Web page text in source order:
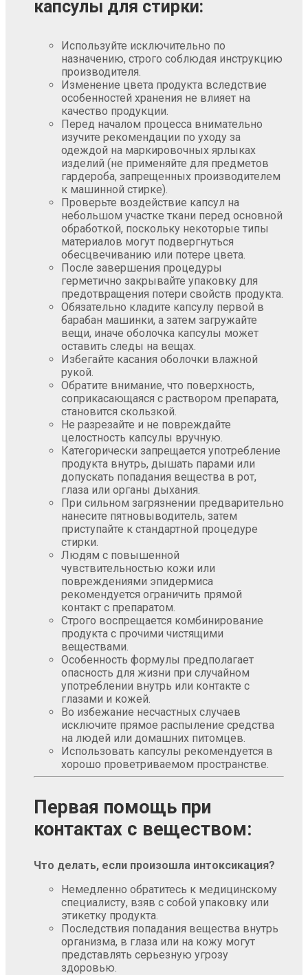
капсулы для стирки:
Используйте исключительно по
назначению, строго соблюдая инструкцию
производителя.
Изменение цвета продукта вследствие
особенностей хранения не влияет на
качество продукции.
Перед началом процесса внимательно
изучите рекомендации по уходу за
одеждой на маркировочных ярлыках
изделий (не применяйте для предметов
гардероба, запрещенных производителем
к машинной стирке).
Проверьте воздействие капсул на
небольшом участке ткани перед основной
обработкой, поскольку некоторые типы
материалов могут подвергнуться
обесцвечиванию или потере цвета.
После завершения процедуры
герметично закрывайте упаковку для
предотвращения потери свойств продукта.
Обязательно кладите капсулу первой в
барабан машинки, а затем загружайте
вещи, иначе оболочка капсулы может
оставить следы на вещах.
Избегайте касания оболочки влажной
рукой.
Обратите внимание, что поверхность,
соприкасающаяся с раствором препарата,
становится скользкой.
Не разрезайте и не повреждайте
целостность капсулы вручную.
Категорически запрещается употребление
продукта внутрь, дышать парами или
допускать попадания вещества в рот,
глаза или органы дыхания.
При сильном загрязнении предварительно
нанесите пятновыводитель, затем
приступайте к стандартной процедуре
стирки.
Людям с повышенной
чувствительностью кожи или
повреждениями эпидермиса
рекомендуется ограничить прямой
контакт с препаратом.
Строго воспрещается комбинирование
продукта с прочими чистящими
веществами.
Особенность формулы предполагает
опасность для жизни при случайном
употреблении внутрь или контакте с
глазами и кожей.
Во избежание несчастных случаев
исключите прямое распыление средства
на людей или домашних питомцев.
Использовать капсулы рекомендуется в
хорошо проветриваемом пространстве.
Первая помощь при
контактах с веществом:
Что делать, если произошла интоксикация?
Немедленно обратитесь к медицинскому
специалисту, взяв с собой упаковку или
этикетку продукта.
Последствия попадания вещества внутрь
организма, в глаза или на кожу могут
представлять серьезную угрозу
здоровью.